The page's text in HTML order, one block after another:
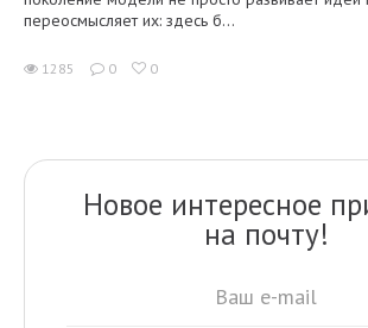
переосмысляет их: здесь б...
1285 0 0
Новое интересное
на почту!